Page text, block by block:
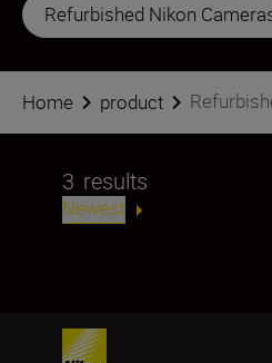
Refurbished Nikon
Home product
3 results
Newest